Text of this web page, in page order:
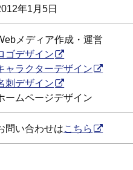
年1月5日
メディア作成・運営
ゴデザイン
ャラクターデザイン
刺デザイン
ームページデザイン
問い合わせはこちら